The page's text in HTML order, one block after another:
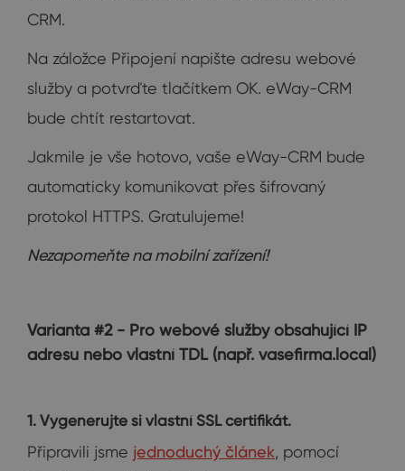
CRM.
Na záložce Připojení napište adresu webové
služby a potvrďte tlačítkem OK. eWay-CRM
bude chtít restartovat.
Jakmile je vše hotovo, vaše eWay-CRM bude
automaticky komunikovat přes šifrovaný
protokol HTTPS. Gratulujeme!
Nezapomeňte na mobilní zařízení!
Varianta #2 - Pro webové služby obsahující IP
adresu nebo vlastní TDL (např. vasefirma.local)
1. Vygenerujte si vlastní SSL certifikát.
Připravili jsme jednoduchý článek, pomocí